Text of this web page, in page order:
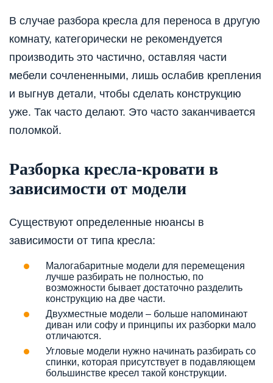
В случае разбора кресла для переноса в другую
комнату, категорически не рекомендуется
производить это частично, оставляя части
мебели сочлененными, лишь ослабив крепления
и выгнув детали, чтобы сделать конструкцию
уже. Так часто делают. Это часто заканчивается
поломкой.
Разборка кресла-кровати в
зависимости от модели
Существуют определенные нюансы в
зависимости от типа кресла:
Малогабаритные модели для перемещения
лучше разбирать не полностью, по
возможности бывает достаточно разделить
конструкцию на две части.
Двухместные модели – больше напоминают
диван или софу и принципы их разборки мало
отличаются.
Угловые модели нужно начинать разбирать со
спинки, которая присутствует в подавляющем
большинстве кресел такой конструкции.